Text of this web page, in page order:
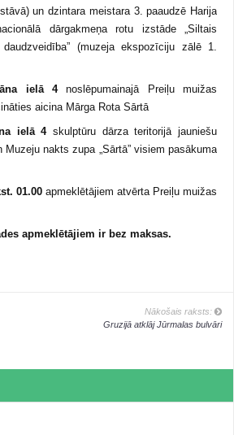
un dzintara meistara 3. paaudzē Harija
dārgakmeņa rotu izstāde „Siltais
(muzeja ekspozīciju zālē 1.
ielā 4noslēpumainajā Preiļu muižas
aicina Mārga Rota Sārtā
ielā 4 skulptūru dārza teritorijā jauniešu
Muzeju nakts zupa „Sārtā” visiem pasākuma
01.00 apmeklētājiem atvērta Preiļu muižas
apmeklētājiem ir bez maksas.
Nākošais raksts:
Gruzijā atklāj Jūrmalas bulvāri